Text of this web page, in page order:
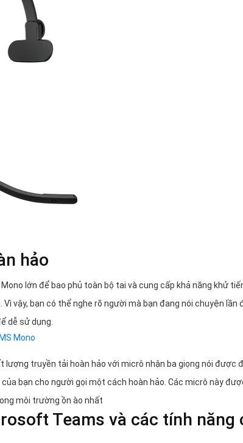
hảo
lớn để bao phủ toàn bộ tai và cung cấp khả năng khử
vậy, bạn có thể nghe rõ người mà bạn đang nói chuyện lần
dễ sử dụng.
Mono
lượng truyền tải hoàn hảo với micrô nhận ba giọng nói được
bạn cho người gọi một cách hoàn hảo. Các micrô này
môi trường ồn ào nhất
Teams và các tính năng